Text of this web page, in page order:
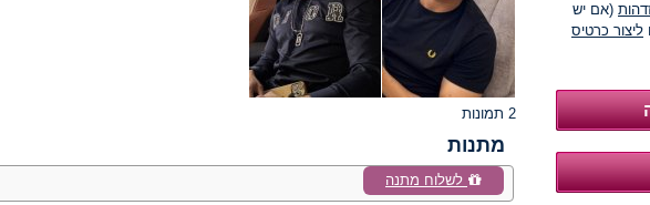
(אם יש
ליצור כרטיס
2 תמונות
מתנות
לשלוח מתנה